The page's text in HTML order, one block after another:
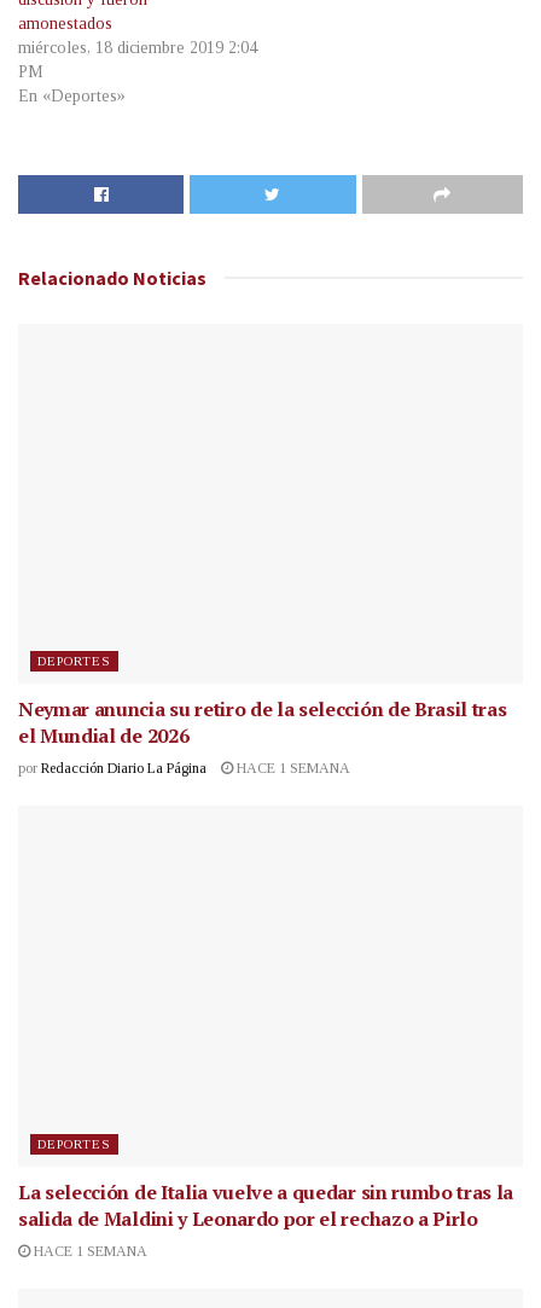
amonestados
miércoles, 18 diciembre 2019 2:04
PM
En «Deportes»
Relacionado Noticias
DEPORTES
Neymar anuncia su retiro de la selección de Brasil tras
el Mundial de 2026
por Redacción Diario La Página HACE 1 SEMANA
DEPORTES
La selección de Italia vuelve a quedar sin rumbo tras la
salida de Maldini y Leonardo por el rechazo a Pirlo
HACE 1 SEMANA